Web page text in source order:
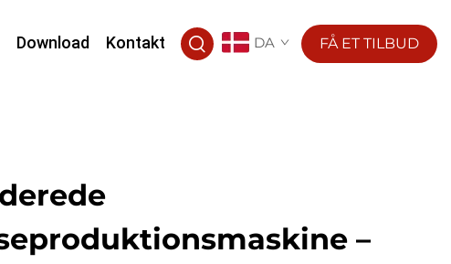
Download Kontakt DA FÅ ET TILBUD
–